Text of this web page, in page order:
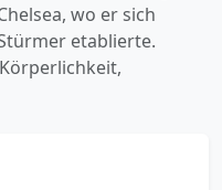
wo er sich
etablierte.